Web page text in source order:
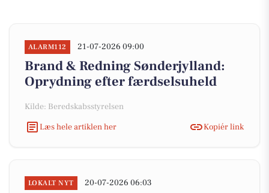
ALARM112 21-07-2026 09:00
Brand & Redning Sønderjylland:
Oprydning efter færdselsuheld
Kilde: Beredskabsstyrelsen
Læs hele artiklen her
Kopiér link
LOKALT NYT 20-07-2026 06:03